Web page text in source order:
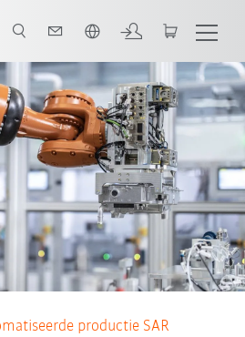
Alle systeempartners
productie SAR